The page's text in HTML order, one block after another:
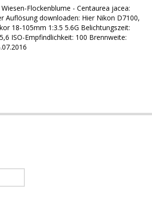
Flockenblume - Centaurea jacea:
Auflösung downloaden: Hier Nikon D7100,
18-105mm 1:3.5 5.6G Belichtungszeit:
ISO-Empfindlichkeit: 100 Brennweite: